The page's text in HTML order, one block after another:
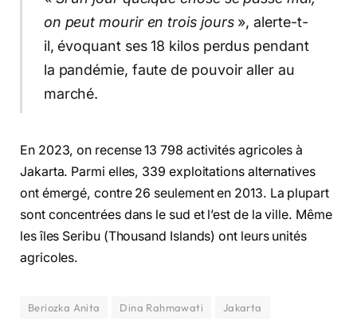
on peut mourir en trois jours», alerte-t-
il, évoquant ses 18 kilos perdus pendant
la pandémie, faute de pouvoir aller au
marché.
En 2023, on recense 13 798 activités agricoles à
Jakarta. Parmi elles, 339 exploitations alternatives
ont émergé, contre 26 seulement en 2013. La plupart
sont concentrées dans le sud et l’est de la ville. Même
les îles Seribu (Thousand Islands) ont leurs unités
agricoles.
Beriozka Anita Dina Rahmawati
Jakarta